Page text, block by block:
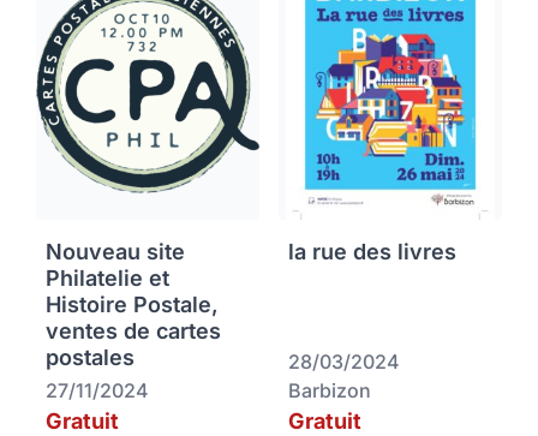
Nouveau site
Philatelie et
Histoire Postale,
ventes de cartes
postales
27/11/2024
Gratuit
la rue des livres
28/03/2024
Barbizon
Gratuit